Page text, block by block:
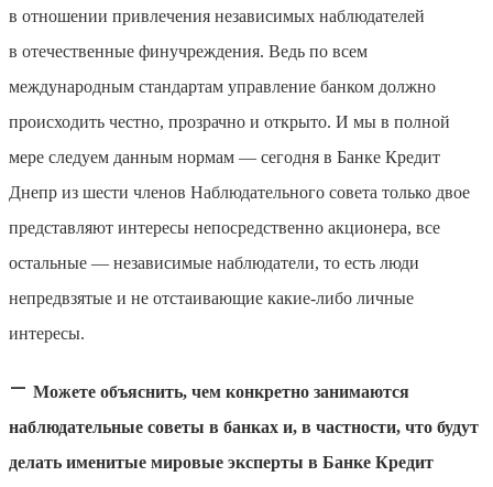
в отношении привлечения независимых наблюдателей
в отечественные финучреждения. Ведь по всем
международным стандартам управление банком должно
происходить честно, прозрачно и открыто. И мы в полной
мере следуем данным нормам — сегодня в Банке Кредит
Днепр из шести членов Наблюдательного совета только двое
представляют интересы непосредственно акционера, все
остальные — независимые наблюдатели, то есть люди
непредвзятые и не отстаивающие какие-либо личные
интересы.
— Можете объяснить, чем конкретно занимаются
наблюдательные советы в банках и, в частности, что будут
делать именитые мировые эксперты в Банке Кредит